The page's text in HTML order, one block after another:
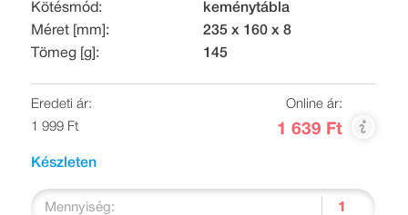
Kötésmód:
keménytábla
Méret [mm]:
235 x 160 x 8
Tömeg [g]:
145
Eredeti ár:
1 999 Ft
Online ár:
1 639 Ft
Készleten
Mennyiség: